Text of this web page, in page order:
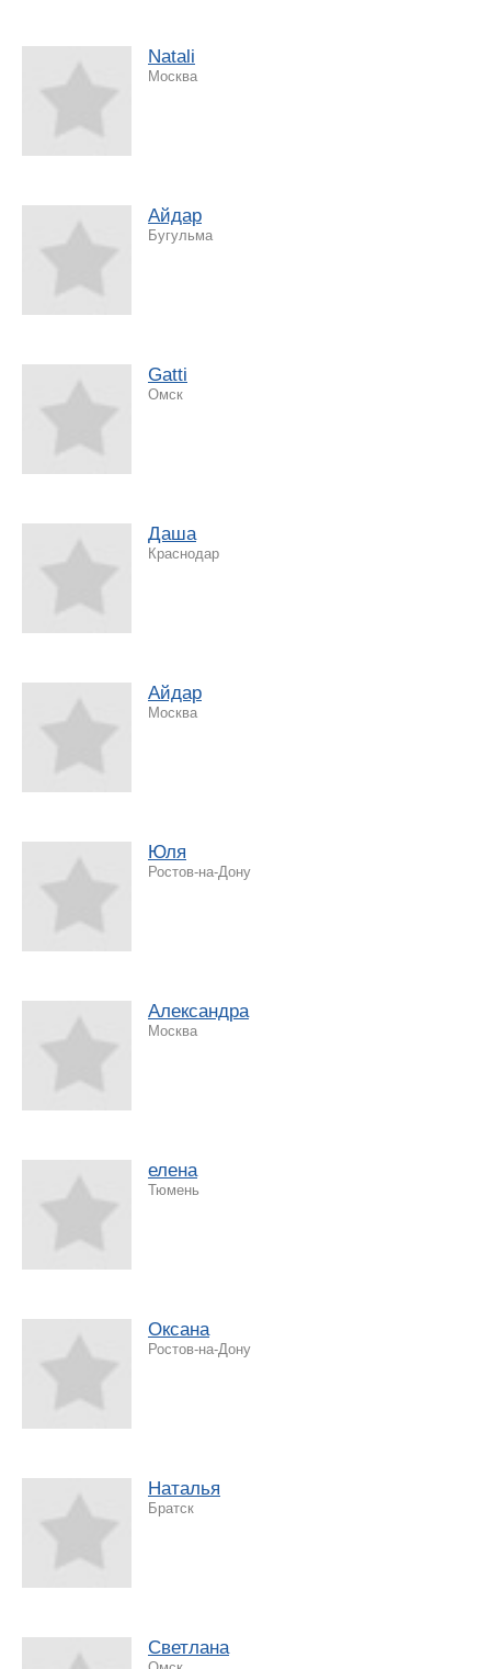
Natali
Москва
Айдар
Бугульма
Gatti
Омск
Даша
Краснодар
Айдар
Москва
Юля
Ростов-на-Дону
Александра
Москва
елена
Тюмень
Оксана
Ростов-на-Дону
Наталья
Братск
Светлана